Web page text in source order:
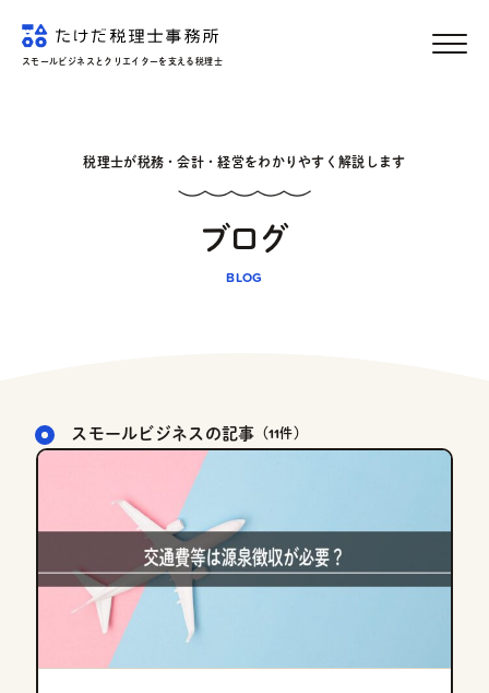
スモールビジネスとクリエイターを支える税理士
税理士が税務・会計・経営をわかりやすく解説します
ブログ
スモールビジネスの記事 （11件）